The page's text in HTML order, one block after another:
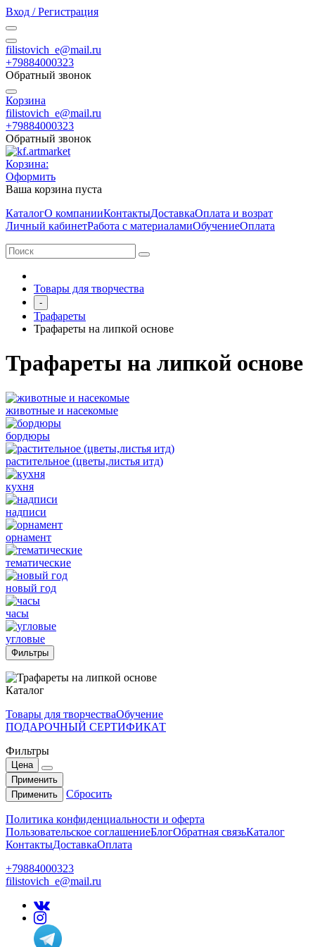
Вход / Регистрация
filistovich_e@mail.ru
+79884000323
Обратный звонок
Корзина
filistovich_e@mail.ru
+79884000323
Обратный звонок
Корзина:
Оформить
Ваша корзина пуста
КаталогО компанииКонтактыДоставкаОплата и возрат
Личный кабинетРабота с материаламиОбучениеОплата
Товары для творчества
-
Трафареты
Трафареты на липкой основе
Трафареты на липкой основе
животные и насекомые
бордюры
растительное (цветы,листья итд)
кухня
надписи
орнамент
тематические
новый год
часы
угловые
Фильтры
Каталог
Товары для творчестваОбучение
ПОДАРОЧНЫЙ СЕРТИФИКАТ
Фильтры
Цена
Применить
Применить
Сбросить
Политика конфиденциальности и оферта
Пользовательское соглашениеБлогОбратная связьКаталог
КонтактыДоставкаОплата
+79884000323
filistovich_e@mail.ru